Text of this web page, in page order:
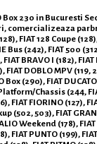
230 in Bucuresti
comercializeaza
FIAT 128 Coupe
Bus (242), FIAT 500
BRAVO I (182),
FIAT DOBLO MPV
(290), FIAT
Chassis (244,
FIORINO (127),
(502, 503), FIAT
Weekend (178),
FIAT PUNTO (199),